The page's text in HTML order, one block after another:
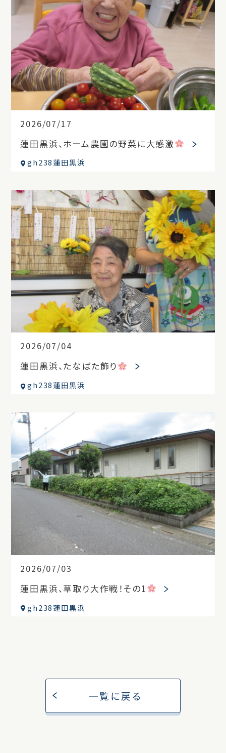
2026/07/17
蓮田黒浜、ホーム農園の野菜に大感激
gh238蓮田黒浜
2026/07/04
蓮田黒浜、たなばた飾り
gh238蓮田黒浜
2026/07/03
蓮田黒浜、草取り大作戦！その1
gh238蓮田黒浜
一覧に戻る